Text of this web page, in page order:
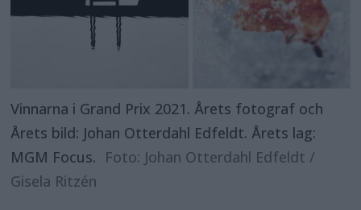
Vinnarna i Grand Prix 2021. Årets fotograf och
Årets bild: Johan Otterdahl Edfeldt. Årets lag:
MGM Focus. Foto: Johan Otterdahl Edfeldt /
Gisela Ritzén